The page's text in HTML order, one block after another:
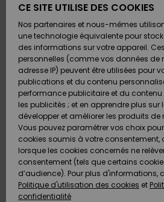
Chaussures
& Tongs
Surf
Snow
Nouveautés
Chaussures
& Tongs
Surf
Snow
Nouveautés
FEMME
A
Découvrir
Snow
SURF
Surf
Shop
Enfant
Highlights
Communauté
SNOW
Snow
Shop
Enfant
Snow
Shop
Femme
A
Découvrir
Communauté
OUTLET
Enfant
Outlet
Femme
AIDE &
CONTACT
Retours
Paiement
Carte
Cadeau
Quiksilver
Freedom
Protection
des
MAGASINS
CE SITE UTILISE DES COOKIES
Nos partenaires et nous-mêmes
une technologie équivalente pour
des informations sur votre appareil.
personnelles (comme vos données de
adresse IP) peuvent être utilisées pour
publications et du contenu
performance publicitaire et du contenu
les publicités ; et en apprendre plus sur
développer et améliorer les produits de
Vous pouvez paramétrer vos choix
cookies soumis à votre consentement,
lorsque les cookies concernés ne
consentement (tels que certains
d’audience). Pour plus d'informations,
Politique d'utilisation des cookies et
confidentialité